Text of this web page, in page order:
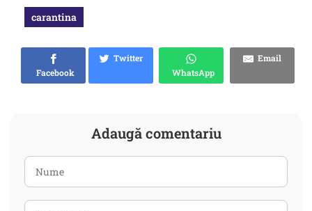
carantina
Facebook
Twitter
WhatsApp
Email
Adaugă comentariu